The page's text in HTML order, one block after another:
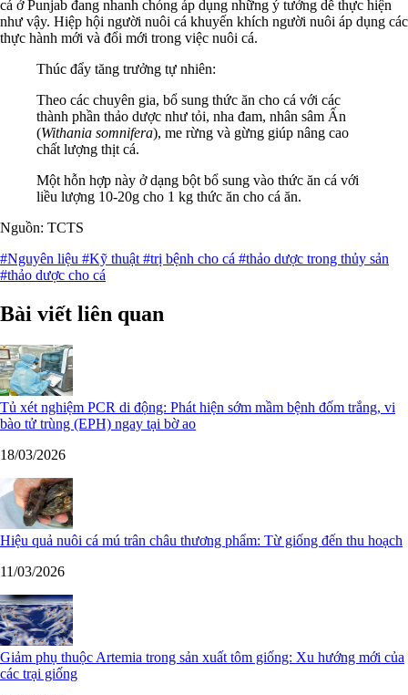
cá ở Punjab đang nhanh chóng áp dụng những ý tưởng dễ thực hiện
như vậy. Hiệp hội người nuôi cá khuyến khích người nuôi áp dụng các
thực hành mới và đổi mới trong việc nuôi cá.
Thúc đẩy tăng trưởng tự nhiên:
Theo các chuyên gia, bổ sung thức ăn cho cá với các
thành phần thảo dược như tỏi, nha đam, nhân sâm Ấn
(Withania somnifera), me rừng và gừng giúp nâng cao
chất lượng thịt cá.
Một hỗn hợp này ở dạng bột bổ sung vào thức ăn cá với
liều lượng 10-20g cho 1 kg thức ăn cho cá ăn.
Nguồn: TCTS
#Nguyên liệu #Kỹ thuật #trị bệnh cho cá #thảo dược trong thủy sản
#thảo dược cho cá
Bài viết liên quan
Tủ xét nghiệm PCR di động: Phát hiện sớm mầm bệnh đốm trắng, vi
bào tử trùng (EPH) ngay tại bờ ao
18/03/2026
Hiệu quả nuôi cá mú trân châu thương phẩm: Từ giống đến thu hoạch
11/03/2026
Giảm phụ thuộc Artemia trong sản xuất tôm giống: Xu hướng mới của
các trại giống